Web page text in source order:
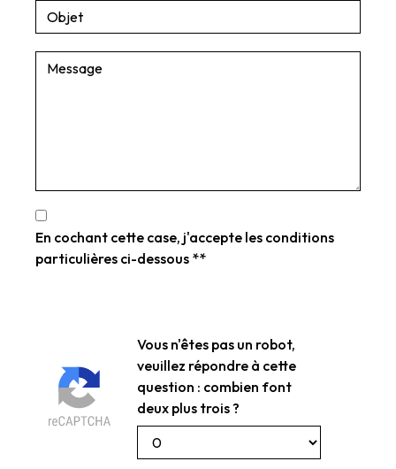
En cochant cette case, j'accepte les conditions
particulières ci-dessous **
Vous n'êtes pas un robot,
veuillez répondre à cette
question : combien font
deux plus trois ?